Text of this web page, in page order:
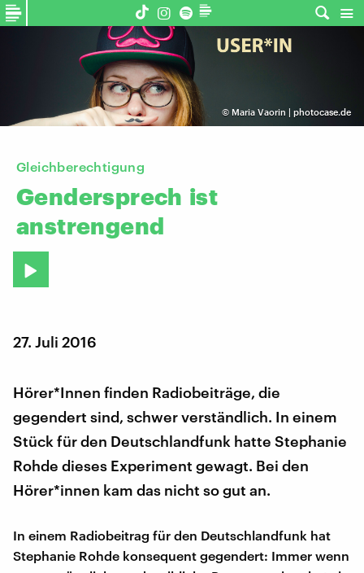
© Maria Vaorin | photocase.de
Gleichberechtigung
Gendersprech ist
anstrengend
27. Juli 2016
Hörer*Innen finden Radiobeiträge, die
gegendert sind, schwer verständlich. In einem
Stück für den Deutschlandfunk hatte Stephanie
Rohde dieses Experiment gewagt. Bei den
Hörer*innen kam das nicht so gut an.
In einem Radiobeitrag für den Deutschlandfunk hat
Stephanie Rohde konsequent gegendert: Immer wenn